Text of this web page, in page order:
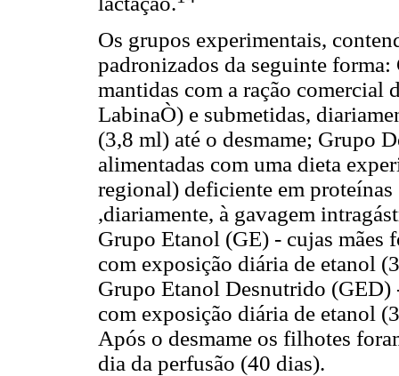
Os grupos experimentais,
padronizados da seguinte
mantidas com a ração
LabinaÒ) e submetidas,
(3,8 ml) até o desmame; Grupo
alimentadas com uma dieta
regional) deficiente em
,diariamente, à gavagem
Grupo Etanol (GE) - cujas mães
com exposição diária de etanol
Grupo Etanol Desnutrido (GED)
com exposição diária de etanol
Após o desmame os filhotes
dia da perfusão (40 dias).